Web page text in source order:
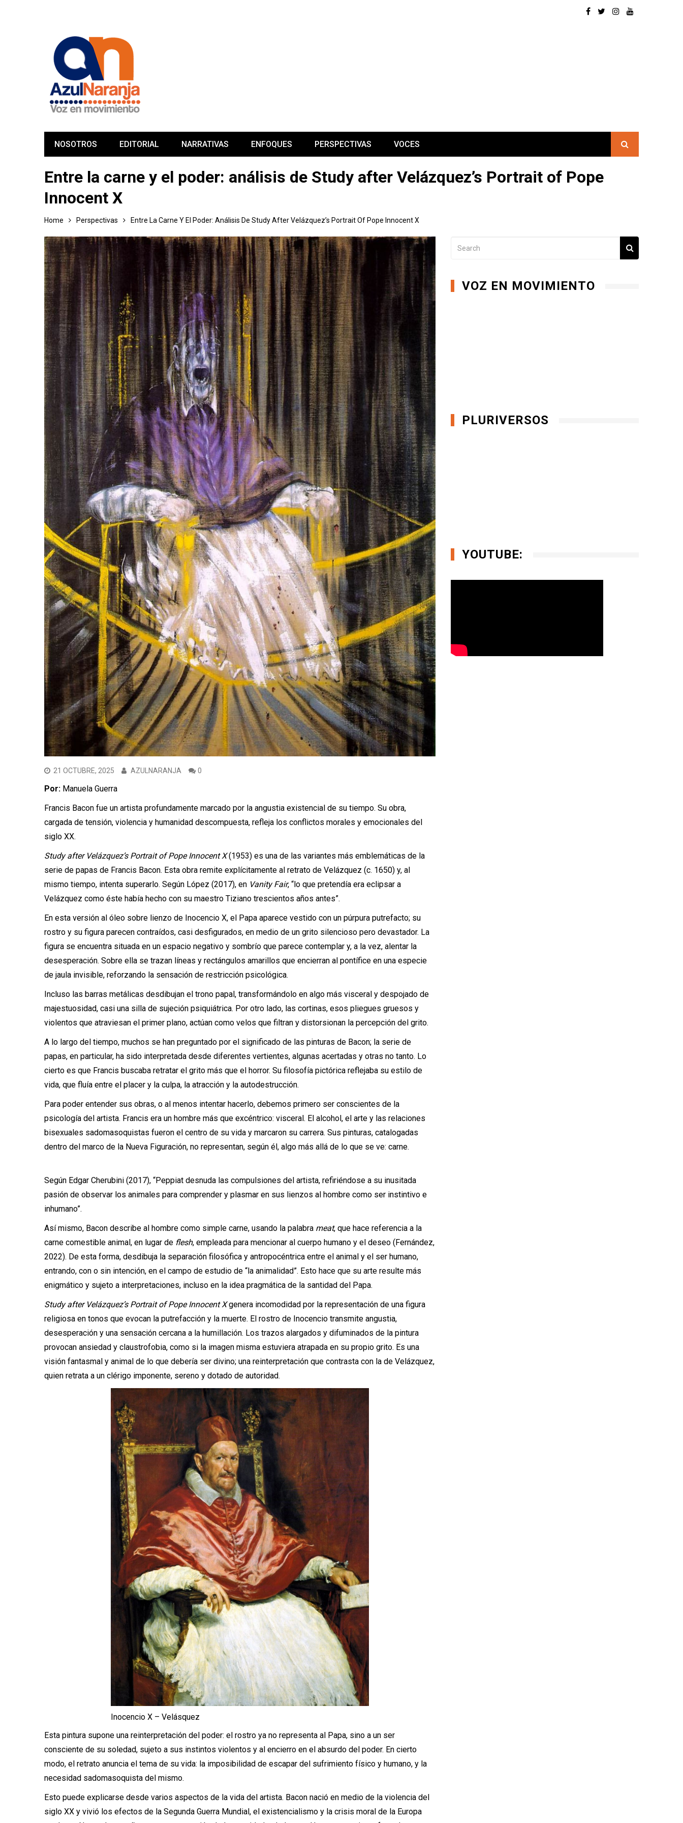
NOSOTROS EDITORIAL NARRATIVAS ENFOQUES PERSPECTIVAS VOCES
Entre la carne y el poder: análisis de Study after Velázquez’s Portrait of Pope
Innocent X
Home Perspectivas Entre La Carne Y El Poder: Análisis De Study After Velázquez’s Portrait Of Pope Innocent X
21 OCTUBRE, 2025 AZULNARANJA 0
Por: Manuela Guerra
Francis Bacon fue un artista profundamente marcado por la angustia existencial de su tiempo. Su obra,
cargada de tensión, violencia y humanidad descompuesta, refleja los conflictos morales y emocionales del
siglo XX.
Study after Velázquez’s Portrait of Pope Innocent X(1953) es una de las variantes más emblemáticas de la
serie de papas de Francis Bacon. Esta obra remite explícitamente al retrato de Velázquez (c. 1650) y, al
mismo tiempo, intenta superarlo. Según López (2017), en Vanity Fair, “lo que pretendía era eclipsar a
Velázquez como éste había hecho con su maestro Tiziano trescientos años antes”.
En esta versión al óleo sobre lienzo de Inocencio X, el Papa aparece vestido con un púrpura putrefacto; su
rostro y su figura parecen contraídos, casi desfigurados, en medio de un grito silencioso pero devastador. La
figura se encuentra situada en un espacio negativo y sombrío que parece contemplar y, a la vez, alentar la
desesperación. Sobre ella se trazan líneas y rectángulos amarillos que encierran al pontífice en una especie
de jaula invisible, reforzando la sensación de restricción psicológica.
Incluso las barras metálicas desdibujan el trono papal, transformándolo en algo más visceral y despojado de
majestuosidad, casi una silla de sujeción psiquiátrica. Por otro lado, las cortinas, esos pliegues gruesos y
violentos que atraviesan el primer plano, actúan como velos que filtran y distorsionan la percepción del grito.
A lo largo del tiempo, muchos se han preguntado por el significado de las pinturas de Bacon; la serie de
papas, en particular, ha sido interpretada desde diferentes vertientes, algunas acertadas y otras no tanto. Lo
cierto es que Francis buscaba retratar el grito más que el horror. Su filosofía pictórica reflejaba su estilo de
vida, que fluía entre el placer y la culpa, la atracción y la autodestrucción.
Para poder entender sus obras, o al menos intentar hacerlo, debemos primero ser conscientes de la
psicología del artista. Francis era un hombre más que excéntrico: visceral. El alcohol, el arte y las relaciones
bisexuales sadomasoquistas fueron el centro de su vida y marcaron su carrera. Sus pinturas, catalogadas
dentro del marco de la Nueva Figuración, no representan, según él, algo más allá de lo que se ve: carne.
Según Edgar Cherubini (2017), “Peppiat desnuda las compulsiones del artista, refiriéndose a su inusitada
pasión de observar los animales para comprender y plasmar en sus lienzos al hombre como ser instintivo e
inhumano”.
Así mismo, Bacon describe al hombre como simple carne, usando la palabra meat, que hace referencia a la
carne comestible animal, en lugar de flesh, empleada para mencionar al cuerpo humano y el deseo (Fernández,
2022). De esta forma, desdibuja la separación filosófica y antropocéntrica entre el animal y el ser humano,
entrando, con o sin intención, en el campo de estudio de “la animalidad”. Esto hace que su arte resulte más
enigmático y sujeto a interpretaciones, incluso en la idea pragmática de la santidad del Papa.
Study after Velázquez’s Portrait of Pope Innocent Xgenera incomodidad por la representación de una figura
religiosa en tonos que evocan la putrefacción y la muerte. El rostro de Inocencio transmite angustia,
desesperación y una sensación cercana a la humillación. Los trazos alargados y difuminados de la pintura
provocan ansiedad y claustrofobia, como si la imagen misma estuviera atrapada en su propio grito. Es una
visión fantasmal y animal de lo que debería ser divino; una reinterpretación que contrasta con la de Velázquez,
quien retrata a un clérigo imponente, sereno y dotado de autoridad.
Inocencio X – Velásquez
Esta pintura supone una reinterpretación del poder: el rostro ya no representa al Papa, sino a un ser
consciente de su soledad, sujeto a sus instintos violentos y al encierro en el absurdo del poder. En cierto
modo, el retrato anuncia el tema de su vida: la imposibilidad de escapar del sufrimiento físico y humano, y la
necesidad sadomasoquista del mismo.
Esto puede explicarse desde varios aspectos de la vida del artista. Bacon nació en medio de la violencia del
siglo XX y vivió los efectos de la Segunda Guerra Mundial, el existencialismo y la crisis moral de la Europa
VOZ EN MOVIMIENTO
PLURIVERSOS
YOUTUBE: